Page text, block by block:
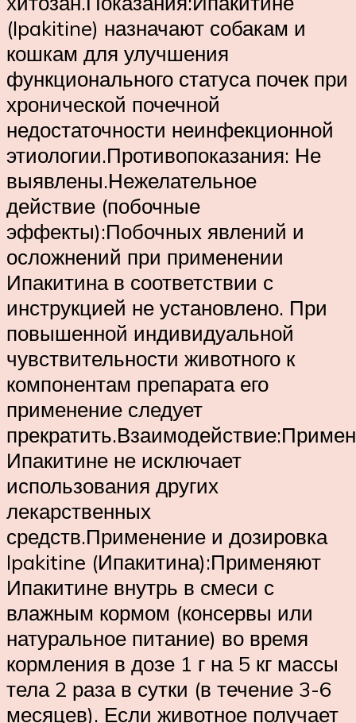
(Ipakitine) назначают собакам и
кошкам для улучшения
функционального статуса почек при
хронической почечной
недостаточности неинфекционной
этиологии.Противопоказания: Не
выявлены.Нежелательное
действие (побочные
эффекты):Побочных явлений и
осложнений при применении
Ипакитина в соответствии с
инструкцией не установлено. При
повышенной индивидуальной
чувствительности животного к
компонентам препарата его
применение следует
Ипакитине не исключает
использования других
лекарственных
средств.Применение и дозировка
Ipakitine (Ипакитина):Применяют
Ипакитине внутрь в смеси с
влажным кормом (консервы или
натуральное питание) во время
кормления в дозе 1 г на 5 кг массы
тела 2 раза в сутки (в течение 3-6
месяцев). Если животное получает